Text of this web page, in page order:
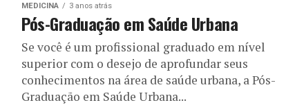
MEDICINA 3 anos atrás
Pós-Graduação em Saúde Urbana
Se você é um profissional graduado em nível
superior com o desejo de aprofundar seus
conhecimentos na área de saúde urbana, a Pós-
Graduação em Saúde Urbana...